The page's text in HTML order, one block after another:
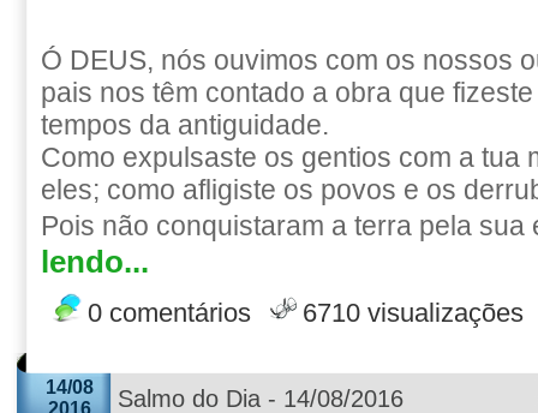
Ó DEUS, nós ouvimos com os nossos
pais nos têm contado a obra que
tempos da antiguidade.
Como expulsaste os gentios com a tua
eles; como afligiste os povos e os
Pois não conquistaram a terra pela
lendo...
0 comentários 6710 visualizações
14/08
2016
Salmo do Dia - 14/08/2016